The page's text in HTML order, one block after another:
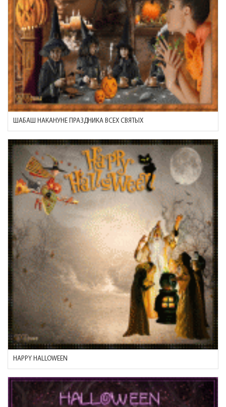
ШАБАШ НАКАНУНЕ ПРАЗДНИКА ВСЕХ СВЯТЫХ
HAPPY HALLOWEEN